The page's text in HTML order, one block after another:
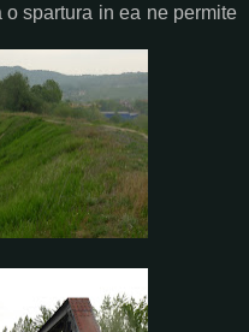
spartura in ea ne permite